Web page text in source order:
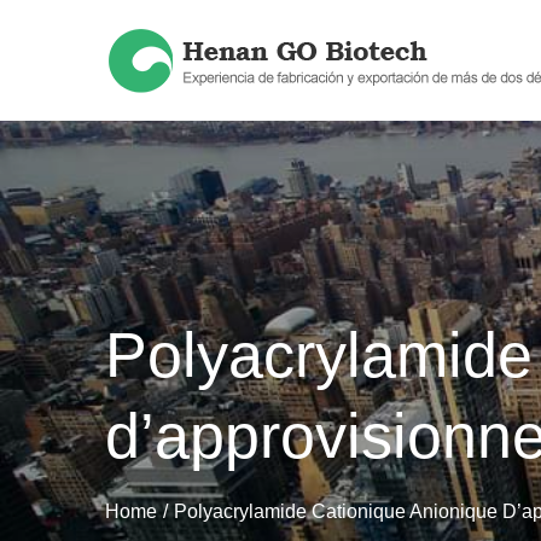
Home Polyacrylamide Cationique Anionique